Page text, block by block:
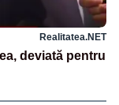
Realitatea.NET
deviată pentru